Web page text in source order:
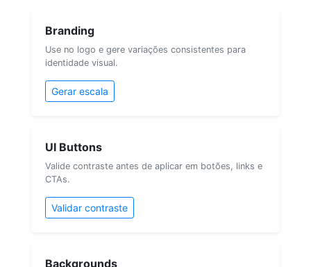
Branding
Use no logo e gere variações consistentes para
identidade visual.
Gerar escala
UI Buttons
Valide contraste antes de aplicar em botões, links e
CTAs.
Validar contraste
Backgrounds